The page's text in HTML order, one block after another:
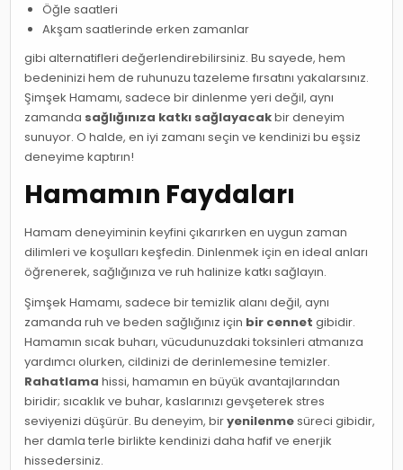
Öğle saatleri
Akşam saatlerinde erken zamanlar
gibi alternatifleri değerlendirebilirsiniz. Bu sayede, hem
bedeninizi hem de ruhunuzu tazeleme fırsatını yakalarsınız.
Şimşek Hamamı, sadece bir dinlenme yeri değil, aynı
zamanda sağlığınıza katkı sağlayacakbir deneyim
sunuyor. O halde, en iyi zamanı seçin ve kendinizi bu eşsiz
deneyime kaptırın!
Hamamın Faydaları
Hamam deneyiminin keyfini çıkarırken en uygun zaman
dilimleri ve koşulları keşfedin. Dinlenmek için en ideal anları
öğrenerek, sağlığınıza ve ruh halinize katkı sağlayın.
Şimşek Hamamı, sadece bir temizlik alanı değil, aynı
zamanda ruh ve beden sağlığınız için bir cennet gibidir.
Hamamın sıcak buharı, vücudunuzdaki toksinleri atmanıza
yardımcı olurken, cildinizi de derinlemesine temizler.
Rahatlama hissi, hamamın en büyük avantajlarından
biridir; sıcaklık ve buhar, kaslarınızı gevşeterek stres
seviyenizi düşürür. Bu deneyim, biryenilenmesüreci gibidir,
her damla terle birlikte kendinizi daha hafif ve enerjik
hissedersiniz.